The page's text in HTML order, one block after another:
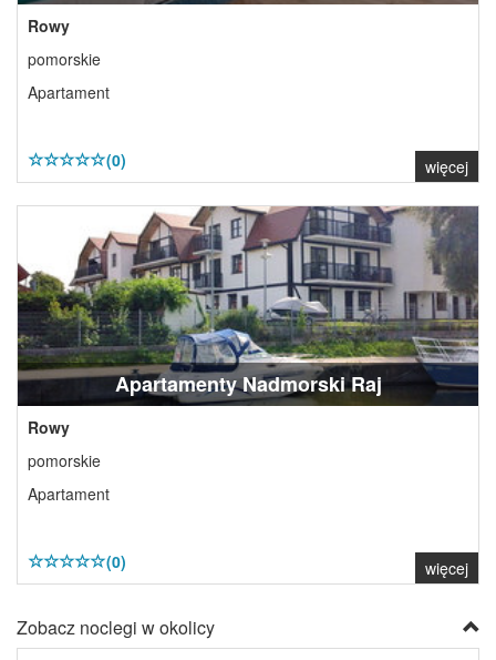
Rowy
pomorskie
Apartament
(0) więcej
Apartamenty Nadmorski Raj
Rowy
pomorskie
Apartament
(0) więcej
Zobacz noclegi w okolicy